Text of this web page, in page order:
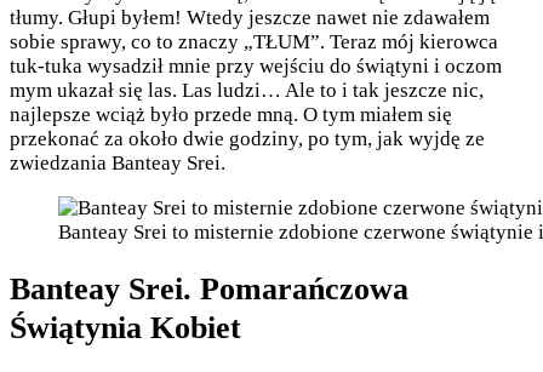
tłumy. Głupi byłem! Wtedy jeszcze nawet nie zdawałem
sobie sprawy, co to znaczy „TŁUM”. Teraz mój kierowca
tuk-tuka wysadził mnie przy wejściu do świątyni i oczom
mym ukazał się las. Las ludzi… Ale to i tak jeszcze nic,
najlepsze wciąż było przede mną. O tym miałem się
przekonać za około dwie godziny, po tym, jak wyjdę ze
zwiedzania Banteay Srei.
Banteay Srei to misternie zdobione czerwone
Banteay Srei. Pomarańczowa
Świątynia Kobiet